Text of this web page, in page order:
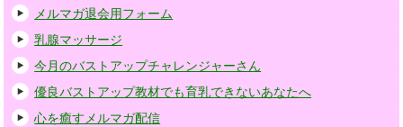
メルマガ退会用フォーム
乳腺マッサージ
今月のバストアップチャレンジャーさん
優良バストアップ教材でも育乳できないあなたへ
心を癒すメルマガ配信